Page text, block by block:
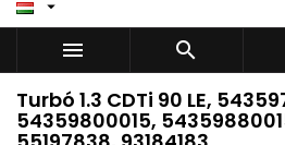

 
Turbó 1.3 CDTi 90 LE,
54359800015,